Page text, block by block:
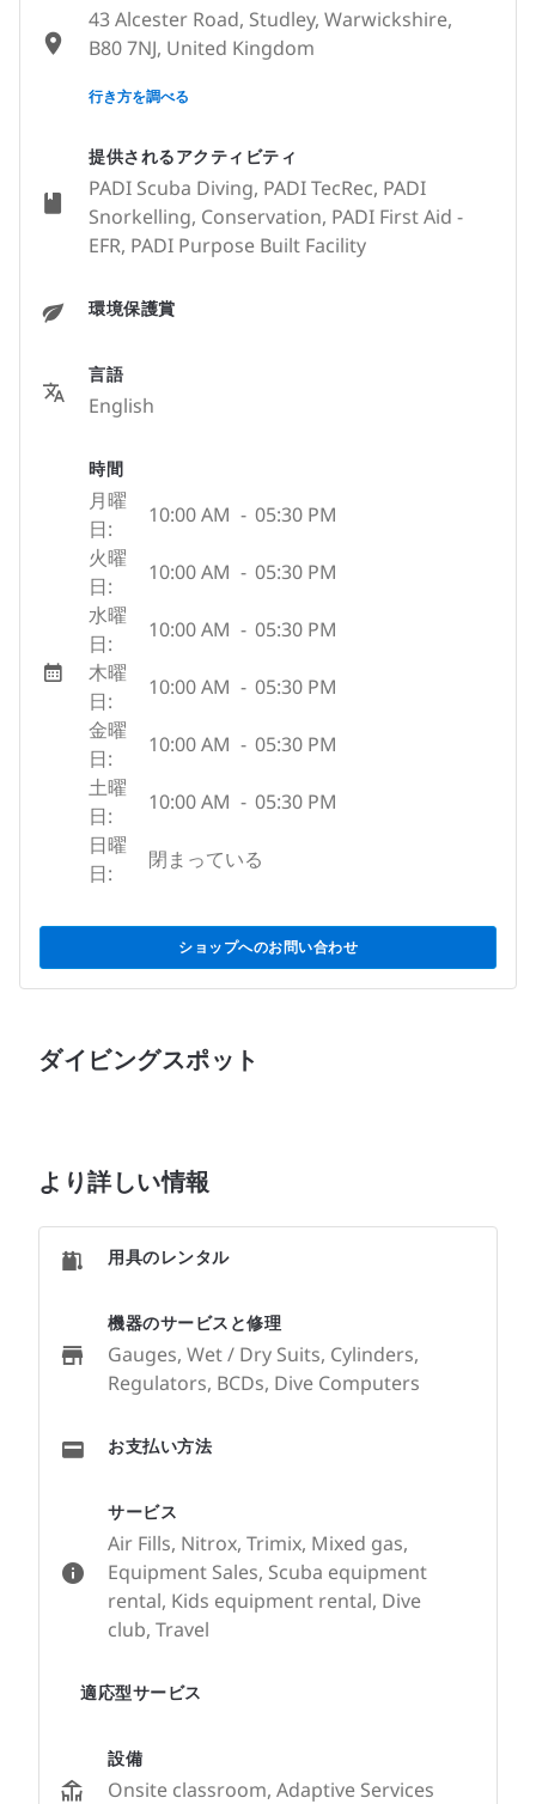
提供されるアクティビティ
PADI Scuba Diving, PADI TecRec, PADI
Snorkelling, Conservation, PADI First Aid -
EFR, PADI Purpose Built Facility
環境保護賞
言語
English
時間
月曜
日:
10:00 AM - 05:30 PM
火曜
日:
10:00 AM - 05:30 PM
水曜
日:
10:00 AM - 05:30 PM
木曜
日:
10:00 AM - 05:30 PM
金曜
日:
10:00 AM - 05:30 PM
土曜
日:
10:00 AM - 05:30 PM
日曜
日:
閉まっている
ショップへのお問い合わせ
43 Alcester Road, Studley, Warwickshire,
B80 7NJ, United Kingdom
None
行き方を調べる
ダイビングスポット
より詳しい情報
サービス
Air Fills, Nitrox, Trimix, Mixed gas,
Equipment Sales, Scuba equipment
rental, Kids equipment rental, Dive
club, Travel
適応型サービス
設備
Onsite classroom, Adaptive Services
用具のレンタル
機器のサービスと修理
Gauges, Wet / Dry Suits, Cylinders,
Regulators, BCDs, Dive Computers
お支払い方法